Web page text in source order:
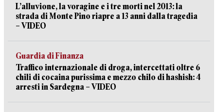
L’alluvione, la voragine e i tre morti nel 2013: la
strada di Monte Pino riapre a 13 anni dalla tragedia
– VIDEO
Guardia di Finanza
Traffico internazionale di droga, intercettati oltre 6
chili di cocaina purissima e mezzo chilo di hashish: 4
arresti in Sardegna – VIDEO